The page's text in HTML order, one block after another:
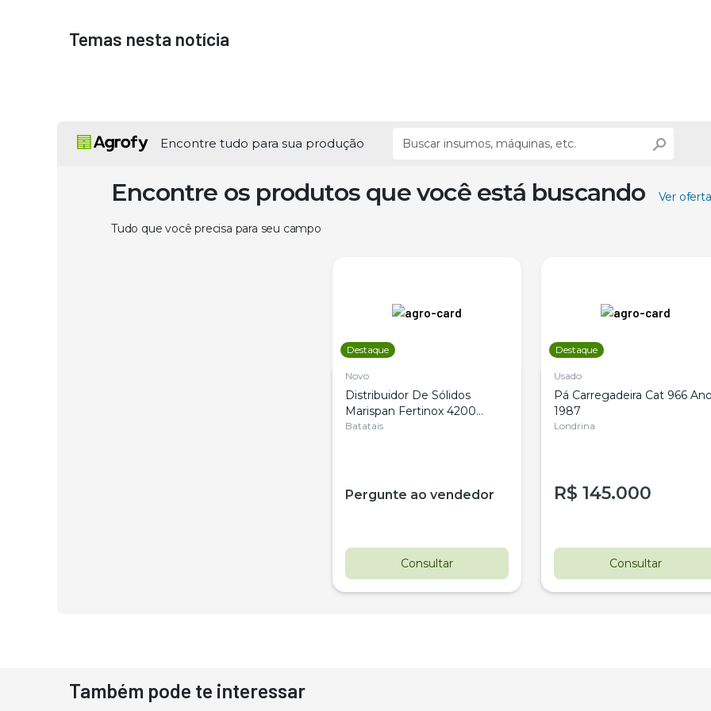
Temas nesta notícia
Encontre tudo para sua produção
Encontre os produtos que você está buscando Ver
Tudo que você precisa para seu campo
Destaque
Novo
Distribuidor De Sólidos
Marispan Fertinox 4200
Citrus
Batatais
Pergunte ao vendedor
Consultar
Destaque
Usado
Pá Carregadeira Cat 966
1987
Londrina
R$ 145.000
Consultar
Também pode te interessar